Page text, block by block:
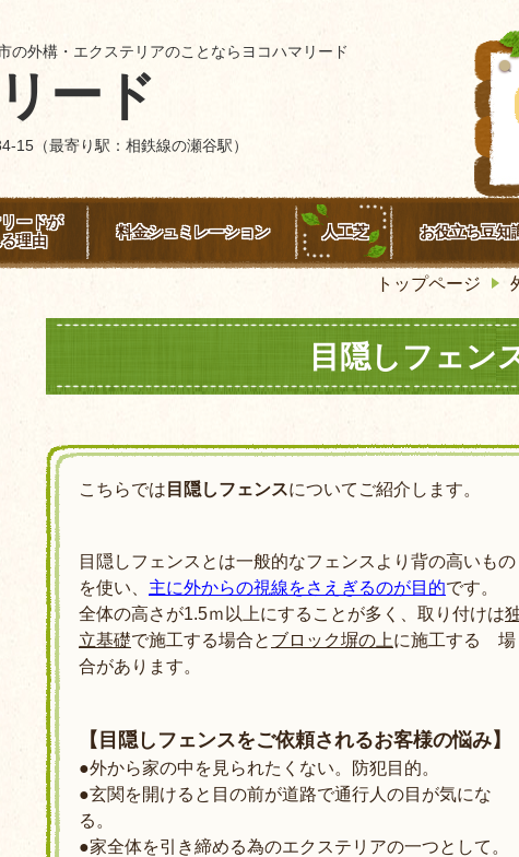
の外構・エクステリアのことならヨコハマリード
ード
15（最寄り駅：相鉄線の瀬谷駅）
ードが
理由
料金シュミレーション 人工芝 お役立ち豆知
トップページ
目隠しフェン
こちらでは 目隠しフェンスについてご紹介します。
目隠しフェンスとは一般的なフェンスより背の高いもの
を使い、 主に外からの視線をさえぎるのが目的です。
全体の高さが1.5ｍ以上にすることが多く、取り付けは
立基礎で施工する場合と ブロック塀の上に施工する 場
合があります。
【目隠しフェンスをご依頼されるお客様の悩み】
●外から家の中を見られたくない。防犯目的。
●玄関を開けると目の前が道路で通行人の目が気にな
る。
●家全体を引き締める為のエクステリアの一つとして。